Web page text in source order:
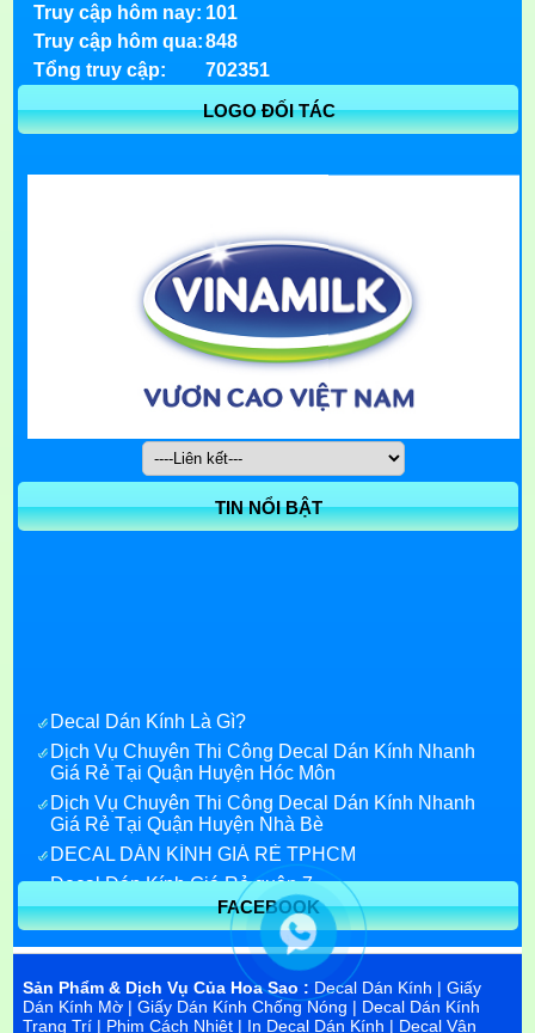
Truy cập hôm nay: 101
Truy cập hôm qua: 848
Tổng truy cập:
702351
LOGO ĐỐI TÁC
TIN NỔI BẬT
Giá Rẻ Tại Quận Huyện Hóc Môn
Dịch Vụ Chuyên Thi Công Decal Dán Kính Nhanh
Giá Rẻ Tại Quận Huyện Nhà Bè
DECAL DÁN KÍNH GIÁ RẺ TPHCM
Decal dán kính quận 1
Decal dán kính bắc ninh
Decal dán kính tại bình dương
In decal dán kính trang trí
Decal dán kính phản quang tphcm
FACEBOOK
Sản Phẩm & Dịch Vụ Của Hoa Sao : Decal Dán Kính |Giấy
Dán Kính Mờ |Giấy Dán Kính Chống Nóng | Decal Dán Kính
Trang Trí | Phim Cách Nhiệt | In Decal Dán Kính | Decal Vân